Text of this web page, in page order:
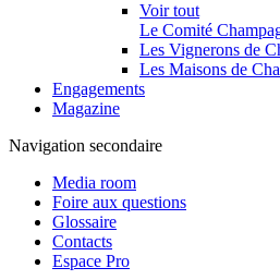
Voir tout
Le Comité
Les Vignerons de
Les Maisons de
Engagements
Magazine
Navigation secondaire
Media room
Foire aux questions
Glossaire
Contacts
Espace Pro